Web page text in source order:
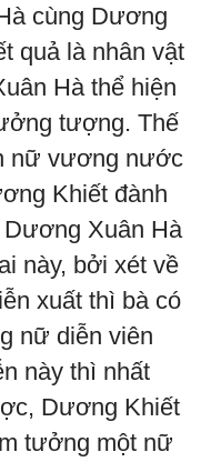
cùng Dương
quả là nhân vật
Hà thể hiện
tượng. Thế
nữ vương nước
Khiết đành
Dương Xuân Hà
này, bởi xét về
xuất thì bà có
nữ diễn viên
này thì nhất
Dương Khiết
tưởng một nữ